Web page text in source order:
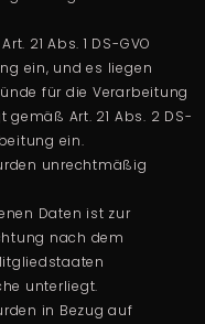
21 Abs. 1 DS-GVO
ein, und es liegen
für die Verarbeitung
Art. 21 Abs. 2 DS-
ein.
unrechtmäßig
Daten ist zur
nach dem
unterliegt.
in Bezug auf